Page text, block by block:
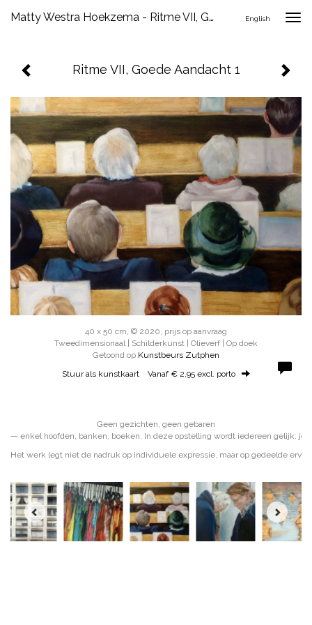
Matty Westra Hoekzema - Ritme VII, Goede Aandacht 1 English
Ritme VII, Goede Aandacht 1
40 x 50 cm, © 2020, prijs op aanvraag
Tweedimensionaal | Schilderkunst | Olieverf | Op doek
Getoond op Kunstbeurs Zutphen
Stuur als kunstkaart Vanaf € 2,95 excl. porto
Geen gezichten, geen gebaren
— enkel hoofden, banken, boeken. In deze opstelling wordt iedereen gelijk:
Het werk legt niet de nadruk op individuele expressie, maar op gedeelde